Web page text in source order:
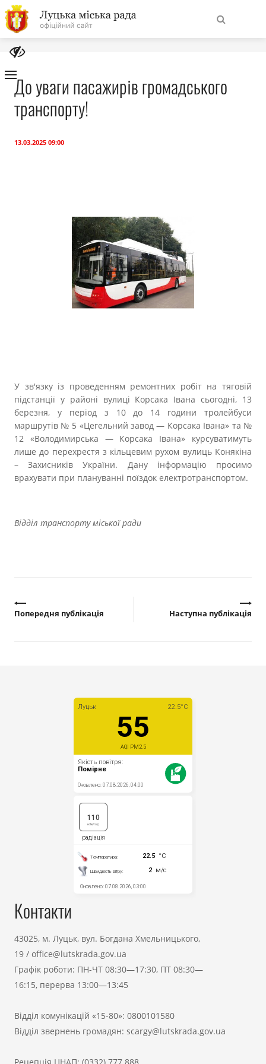
На
головну
Навігація
Публічна інформація
Прозорість влади
Документи
До уваги пасажирів громадського
транспорту!
13.03.2025 09:00
У зв'язку із проведенням ремонтних робіт на тяговій
підстанції у районі вулиці Корсака Івана сьогодні, 13
березня, у період з 10 до 14 години тролейбуси
маршрутів № 5 «Цегельний завод — Корсака Івана» та №
12 «Володимирська — Корсака Івана» курсуватимуть
лише до перехрестя з кільцевим рухом вулиць Конякіна
– Захисників України. Дану інформацію просимо
врахувати при плануванні поїздок електротранспортом.
Відділ транспорту міської ради
Попередня публікація Наступна публікація
Контакти
43025, м. Луцьк, вул. Богдана Хмельницького,
19 / office@lutskrada.gov.ua
Графік роботи: ПН-ЧТ 08:30—17:30, ПТ 08:30—
16:15, перерва 13:00—13:45
Відділ комунікацій «15-80»: 0800101580
Відділ звернень громадян: scargy@lutskrada.gov.ua